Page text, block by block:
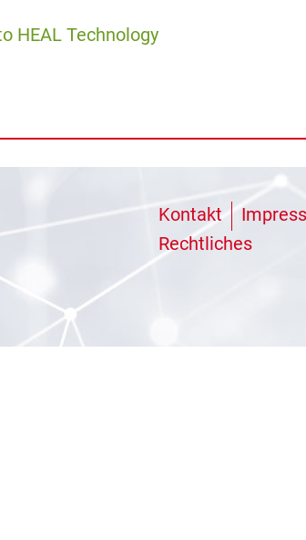
HEAL Technology
Kontakt
Rechtliches